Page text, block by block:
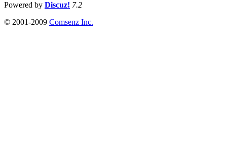
Powered by Discuz! 7.2
© 2001-2009 Comsenz Inc.